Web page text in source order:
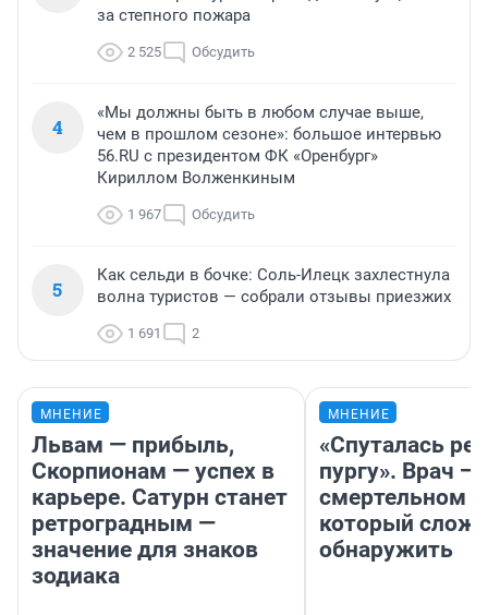
за степного пожара
2 525 Обсудить
4
«Мы должны быть в любом случае выше,
чем в прошлом сезоне»: большое интервью
56.RU с президентом ФК «Оренбург»
Кириллом Волженкиным
1 967 Обсудить
5
Как сельди в бочке: Соль-Илецк захлестнула
волна туристов — собрали отзывы приезжих
1 691 2
МНЕНИЕ
Львам — прибыль,
Скорпионам — успех в
карьере. Сатурн станет
ретроградным —
значение для знаков
зодиака
МНЕНИЕ
«Спуталась
пургу». Врач —
смертельном
который
обнаружить